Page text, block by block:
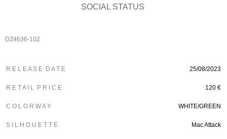
SOCIAL STATUS
DZ4636-102
R E L E A S E D A T E 25/08/2023
R E T A I L P R I C E 120 €
C O L O R W A Y WHITE/GREEN
S I L H O U E T T E Mac Attack